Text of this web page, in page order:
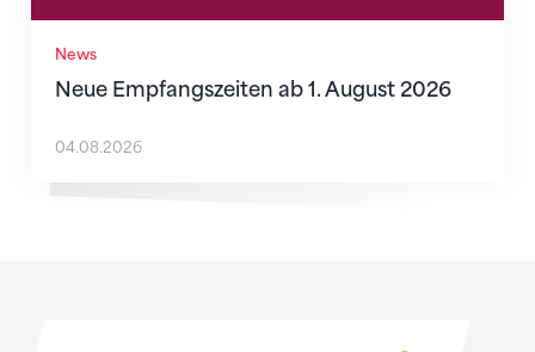
News
Neue Empfangszeiten ab 1. August 2026
04.08.2026